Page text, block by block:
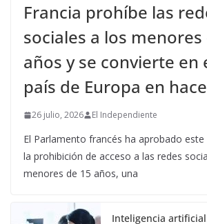
Francia prohíbe las
sociales a los menores
años y se convierte en
país de Europa en
26 julio, 2026 El Independiente
El Parlamento francés ha aprobado
la prohibición de acceso a las redes
menores de 15 años, una
Inteligencia